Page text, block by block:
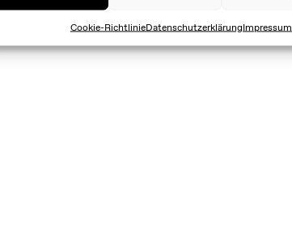
Cookie-RichtlinieDatenschutzerklärungImpressum